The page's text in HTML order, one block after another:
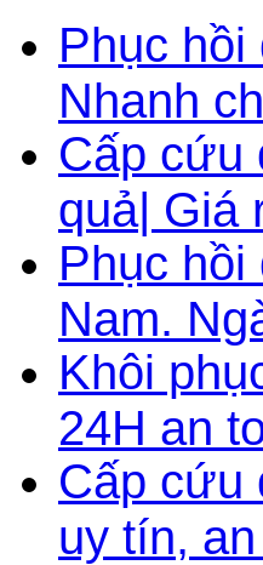
Phục
Nhanh
Cấp cứu
quả| Giá
Phục
Nam.
Khôi
24H an
Cấp cứu
uy tín,